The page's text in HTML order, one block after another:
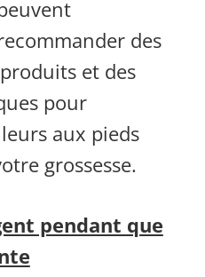
des
et des
pour
aux pieds
grossesse.
pendant que